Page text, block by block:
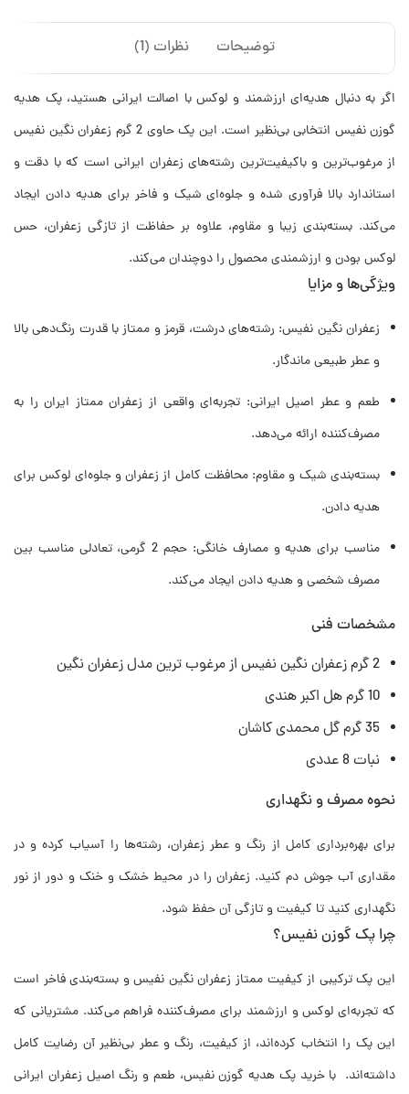
توضیحات نظرات (1)
اگر به دنبال هدیه‌ای ارزشمند و لوکس با اصالت ایرانی هستید، پک هدیه
گوزن نفیس انتخابی بی‌نظیر است. این پک حاوی 2 گرم زعفران نگین نفیس
از مرغوب‌ترین و باکیفیت‌ترین رشته‌های زعفران ایرانی است که با دقت و
استاندارد بالا فرآوری شده و جلوه‌ای شیک و فاخر برای هدیه دادن ایجاد
می‌کند. بسته‌بندی زیبا و مقاوم، علاوه بر حفاظت از تازگی زعفران، حس
لوکس بودن و ارزشمندی محصول را دوچندان می‌کند.
ویژگی‌ها و مزایا
زعفران نگین نفیس: رشته‌های درشت، قرمز و ممتاز با قدرت رنگ‌دهی بالا
و عطر طبیعی ماندگار.
طعم و عطر اصیل ایرانی: تجربه‌ای واقعی از زعفران ممتاز ایران را به
مصرف‌کننده ارائه می‌دهد.
بسته‌بندی شیک و مقاوم: محافظت کامل از زعفران و جلوه‌ای لوکس برای
هدیه دادن.
مناسب برای هدیه و مصارف خانگی: حجم 2 گرمی، تعادلی مناسب بین
مصرف شخصی و هدیه دادن ایجاد می‌کند.
مشخصات فنی
2 گرم زعفران نگین نفیس از مرغوب ترین مدل زعفران نگین
10 گرم هل اکبر هندی
35 گرم گل محمدی کاشان
نبات 8 عددی
نحوه مصرف و نگهداری
برای بهره‌برداری کامل از رنگ و عطر زعفران، رشته‌ها را آسیاب کرده و در
مقداری آب جوش دم کنید. زعفران را در محیط خشک و خنک و دور از نور
نگهداری کنید تا کیفیت و تازگی آن حفظ شود.
چرا پک گوزن نفیس؟
این پک ترکیبی از کیفیت ممتاز زعفران نگین نفیس و بسته‌بندی فاخر است
که تجربه‌ای لوکس و ارزشمند برای مصرف‌کننده فراهم می‌کند. مشتریانی که
این پک را انتخاب کرده‌اند، از کیفیت، رنگ و عطر بی‌نظیر آن رضایت کامل
داشته‌اند. با خرید پک هدیه گوزن نفیس، طعم و رنگ اصیل زعفران ایرانی